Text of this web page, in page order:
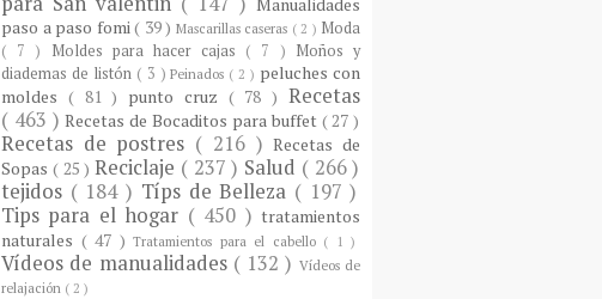
paso a paso fomi( 39 ) Mascarillas caseras ( 2 ) Moda
( 7 ) Moldes para hacer cajas ( 7 ) Moños y
diademas de listón ( 3 )Peinados ( 2 ) peluches con
moldes ( 81 ) punto cruz ( 78 )Recetas
( 463 )Recetas de Bocaditos para buffet ( 27 )
Recetas de postres ( 216 )Recetas de
Sopas ( 25 ) Reciclaje ( 237 ) Salud ( 266 )
tejidos ( 184 ) Típs de Belleza ( 197 )
Tips para el hogar ( 450 )tratamientos
naturales ( 47 )Tratamientos para el cabello ( 1 )
Vídeos de manualidades ( 132 ) Vídeos de
relajación ( 2 )